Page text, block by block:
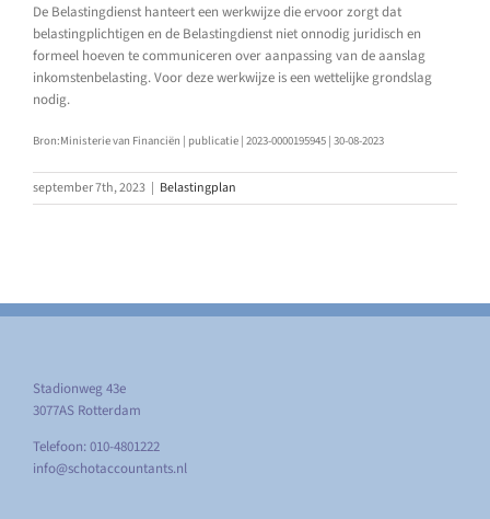
De Belastingdienst hanteert een werkwijze die ervoor zorgt dat
belastingplichtigen en de Belastingdienst niet onnodig juridisch en
formeel hoeven te communiceren over aanpassing van de aanslag
inkomstenbelasting. Voor deze werkwijze is een wettelijke grondslag
nodig.
Bron:Ministerie van Financiën | publicatie | 2023-0000195945 | 30-08-2023
september 7th, 2023 | Belastingplan
Stadionweg 43e
3077AS Rotterdam
Telefoon: 010-4801222
info@schotaccountants.nl